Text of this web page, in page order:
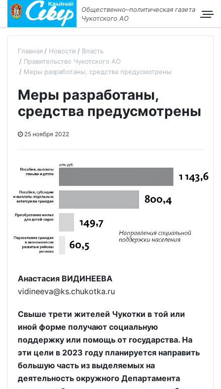
Общественно–политическая газета
Чукотского АО
Главная Новости
Власть
Правительство Чукотского АО
Меры разработаны, средства предусмотрены
Меры разработаны,
средства предусмотрены
25 ноября 2022
Анастасия ВИДИНЕЕВА
vidineeva@ks.chukotka.ru
Свыше трети жителей Чукотки в той или
иной форме получают социальную
поддержку или помощь от государства. На
эти цели в 2023 году планируется направить
большую часть из выделяемых на
деятельность окружного Департамента